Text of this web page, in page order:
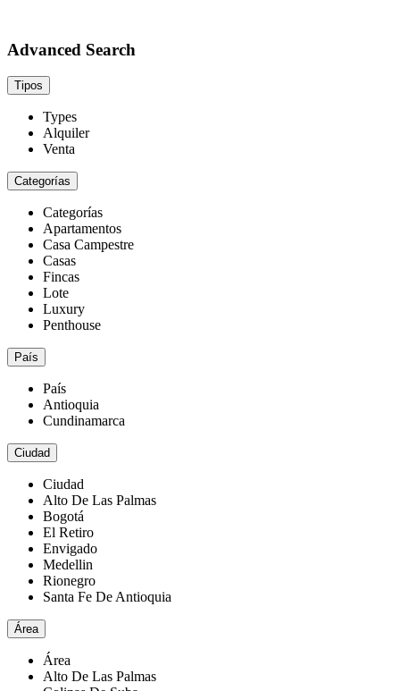
Advanced Search
Tipos
Types
Alquiler
Venta
Categorías
Categorías
Apartamentos
Casa Campestre
Casas
Fincas
Lote
Luxury
Penthouse
País
País
Antioquia
Cundinamarca
Ciudad
Ciudad
Alto De Las Palmas
Bogotá
El Retiro
Envigado
Medellin
Rionegro
Santa Fe De Antioquia
Área
Área
Alto De Las Palmas